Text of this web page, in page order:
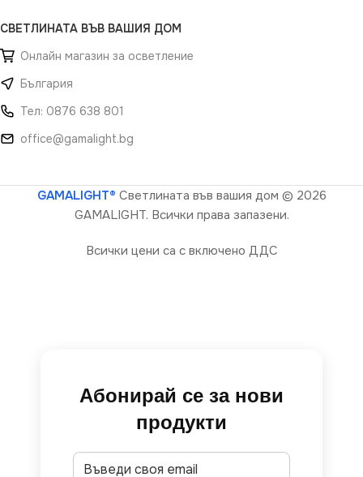
СВЕТЛИНАТА ВЪВ ВАШИЯ ДОМ
Онлайн магазин за осветление
България
Тел: 0876 638 801
office@gamalight.bg
GAMALIGHT® Светлината във вашия дом © 2026
GAMALIGHT. Всички права запазени.
Всички цени са с включено ДДС
Абонирай се за нови
продукти